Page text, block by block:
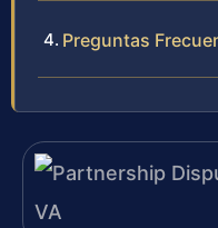
Preguntas